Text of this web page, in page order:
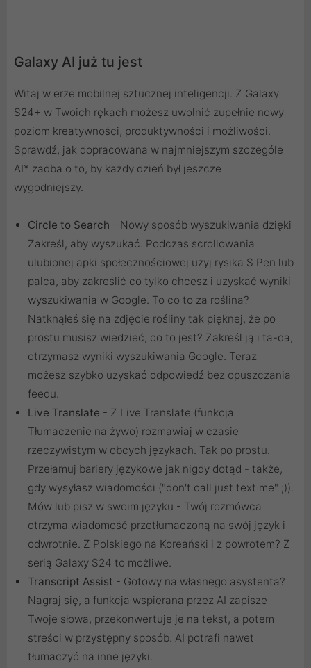
Galaxy AI już tu jest
Witaj w erze mobilnej sztucznej inteligencji. Z Galaxy
S24+ w Twoich rękach możesz uwolnić zupełnie nowy
poziom kreatywności, produktywności i możliwości.
Sprawdź, jak dopracowana w najmniejszym szczególe
AI* zadba o to, by każdy dzień był jeszcze
wygodniejszy.
Circle to Search - Nowy sposób wyszukiwania dzięki
Zakreśl, aby wyszukać. Podczas scrollowania
ulubionej apki społecznościowej użyj rysika S Pen lub
palca, aby zakreślić co tylko chcesz i uzyskać wyniki
wyszukiwania w Google. To co to za roślina?
Natknąłeś się na zdjęcie rośliny tak pięknej, że po
prostu musisz wiedzieć, co to jest? Zakreśl ją i ta-da,
otrzymasz wyniki wyszukiwania Google. Teraz
możesz szybko uzyskać odpowiedź bez opuszczania
feedu.
Live Translate - Z Live Translate (funkcja
Tłumaczenie na żywo) rozmawiaj w czasie
rzeczywistym w obcych językach. Tak po prostu.
Przełamuj bariery językowe jak nigdy dotąd - także,
gdy wysyłasz wiadomości ("don't call just text me" ;)).
Mów lub pisz w swoim języku - Twój rozmówca
otrzyma wiadomość przetłumaczoną na swój język i
odwrotnie. Z Polskiego na Koreański i z powrotem? Z
serią Galaxy S24 to możliwe.
Transcript Assist - Gotowy na własnego asystenta?
Nagraj się, a funkcja wspierana przez AI zapisze
Twoje słowa, przekonwertuje je na tekst, a potem
streści w przystępny sposób. AI potrafi nawet
tłumaczyć na inne języki.